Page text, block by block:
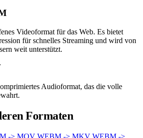
Videoformat für das Web. Es bietet
für schnelles Streaming und wird von
weit unterstützt.
Audioformat, das die volle
Formaten
-> MOV WEBM -> MKV WEBM ->